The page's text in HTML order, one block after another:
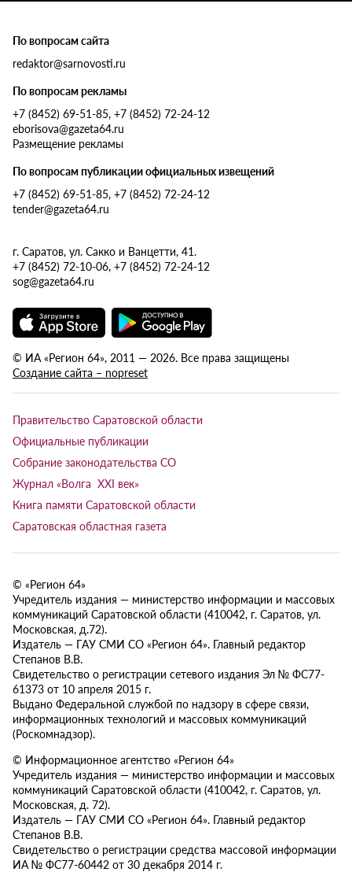
По вопросам сайта
redaktor@sarnovosti.ru
По вопросам рекламы
+7 (8452) 69-51-85, +7 (8452) 72-24-12
eborisova@gazeta64.ru
Размещение рекламы
По вопросам публикации официальных извещений
+7 (8452) 69-51-85, +7 (8452) 72-24-12
tender@gazeta64.ru
г. Саратов, ул. Сакко и Ванцетти, 41.
+7 (8452) 72-10-06, +7 (8452) 72-24-12
sog@gazeta64.ru
© ИА «Регион 64», 2011 — 2026. Все права защищены
Создание сайта – nopreset
Правительство Саратовской области
Официальные публикации
Собрание законодательства СО
Журнал «Волга XXI век»
Книга памяти Саратовской области
Саратовская областная газета
© «Регион 64»
Учредитель издания — министерство информации и массовых
коммуникаций Саратовской области (410042, г. Саратов, ул.
Московская, д.72).
Издатель — ГАУ СМИ СО «Регион 64». Главный редактор
Степанов В.В.
Свидетельство о регистрации сетевого издания Эл № ФС77-
61373 от 10 апреля 2015 г.
Выдано Федеральной службой по надзору в сфере связи,
информационных технологий и массовых коммуникаций
(Роскомнадзор).
© Информационное агентство «Регион 64»
Учредитель издания — министерство информации и массовых
коммуникаций Саратовской области (410042, г. Саратов, ул.
Московская, д. 72).
Издатель — ГАУ СМИ СО «Регион 64». Главный редактор
Степанов В.В.
Свидетельство о регистрации средства массовой информации
ИА № ФС77-60442 от 30 декабря 2014 г.